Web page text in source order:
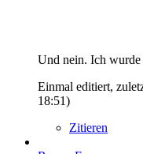
Und nein. Ich wurde
Einmal editiert,
18:51)
Zitieren